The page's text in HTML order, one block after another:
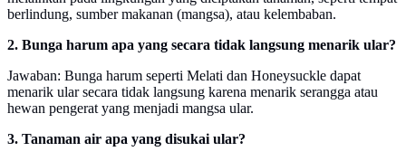
berlindung, sumber makanan (mangsa), atau kelembaban.
2. Bunga harum apa yang secara tidak langsung menarik ular?
Jawaban: Bunga harum seperti Melati dan Honeysuckle dapat
menarik ular secara tidak langsung karena menarik serangga atau
hewan pengerat yang menjadi mangsa ular.
3. Tanaman air apa yang disukai ular?